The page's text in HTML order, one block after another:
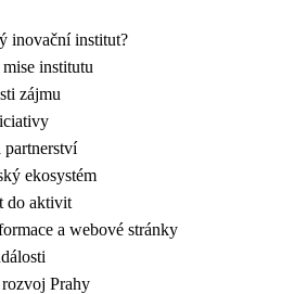
inovační institut?
institutu
zájmu
partnerství
ekosystém
do aktivit
a webové stránky
Prahy